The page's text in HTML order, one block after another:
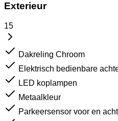
Exterieur
15
Dakreling Chroom
Elektrisch bedienbare
LED koplampen
Metaalkleur
Parkeersensor voor en